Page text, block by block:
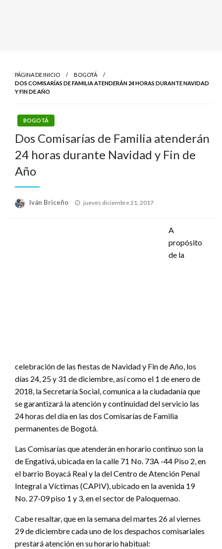
PÁGINA DE INICIO
BOGOTÁ
DOS COMISARÍAS DE FAMILIA ATENDERÁN 24 HORAS DURANTE NAVIDAD
Y FIN DE AÑO
BOGOTÁ
Dos Comisarías de Familia atenderán
24 horas durante Navidad y Fin de
Año
Iván Briceño
Publicado
jueves diciembre 21, 2017
A
propósito
de la
celebración de las fiestas de Navidad y Fin de Año, los
días 24, 25 y 31 de diciembre, así como el 1 de enero de
2018, la Secretaría Social, comunica a la ciudadanía que
se garantizará la atención y continuidad del servicio las
24 horas del día en las dos Comisarías de Familia
permanentes de Bogotá.
Las Comisarías que atenderán en horario continuo son la
de Engativá, ubicada en la calle 71 No. 73A -44 Piso 2, en
el barrio Boyacá Real y la del Centro de Atención Penal
Integral a Víctimas (CAPIV), ubicado en la avenida 19
No. 27-09 piso 1 y 3, en el sector de Paloquemao.
Cabe resaltar, que en la semana del martes 26 al viernes
29 de diciembre cada uno de los despachos comisariales
prestará atención en su horario habitual: